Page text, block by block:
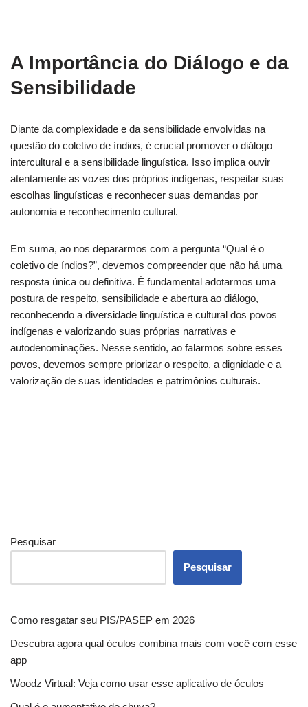
A Importância do Diálogo e da
Sensibilidade
Diante da complexidade e da sensibilidade envolvidas na
questão do coletivo de índios, é crucial promover o diálogo
intercultural e a sensibilidade linguística. Isso implica ouvir
atentamente as vozes dos próprios indígenas, respeitar suas
escolhas linguísticas e reconhecer suas demandas por
autonomia e reconhecimento cultural.
Em suma, ao nos depararmos com a pergunta “Qual é o
coletivo de índios?”, devemos compreender que não há uma
resposta única ou definitiva. É fundamental adotarmos uma
postura de respeito, sensibilidade e abertura ao diálogo,
reconhecendo a diversidade linguística e cultural dos povos
indígenas e valorizando suas próprias narrativas e
autodenominações. Nesse sentido, ao falarmos sobre esses
povos, devemos sempre priorizar o respeito, a dignidade e a
valorização de suas identidades e patrimônios culturais.
Pesquisar
Pesquisar
Como resgatar seu PIS/PASEP em 2026
Descubra agora qual óculos combina mais com você com esse
app
Woodz Virtual: Veja como usar esse aplicativo de óculos